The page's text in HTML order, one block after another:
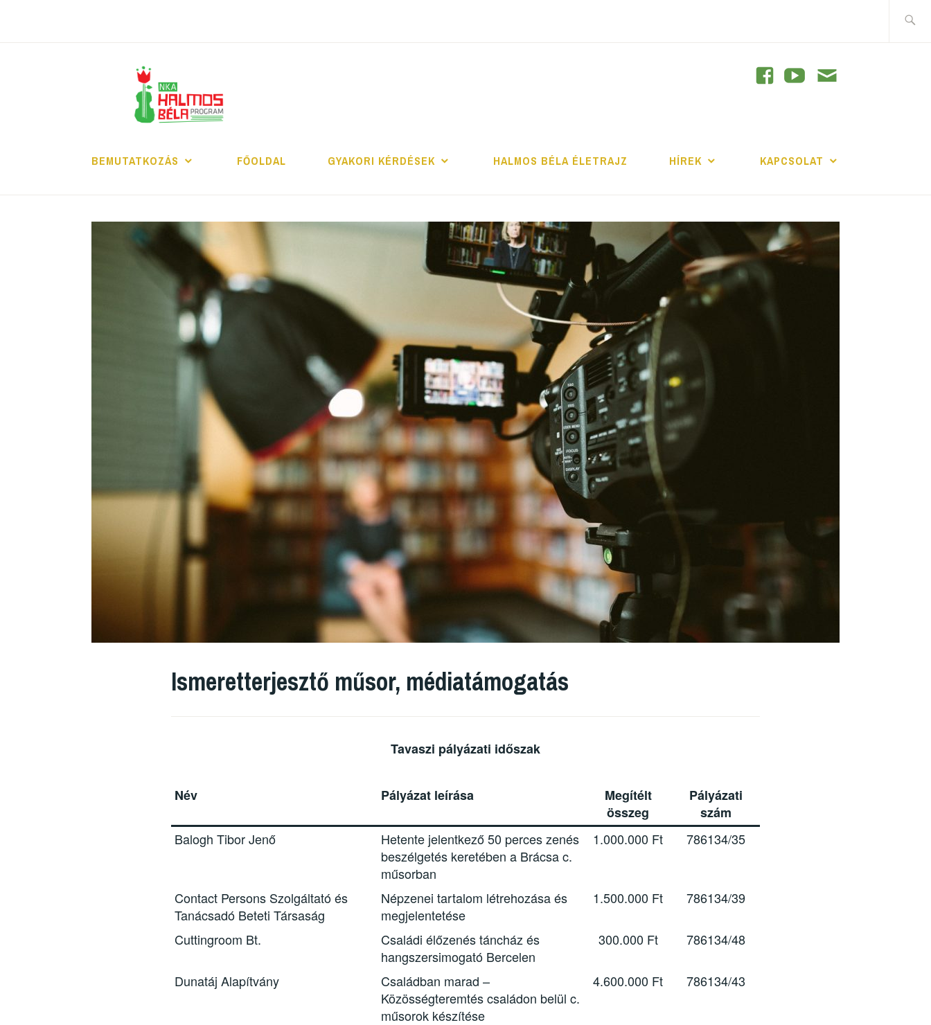
BEMUTATKOZÁS FŐOLDAL GYAKORI KÉRDÉSEK HALMOS BÉLA ÉLETRAJZ HÍREK KAPCSOLAT
Ismeretterjesztő műsor, médiatámogatás
Tavaszi pályázati időszak
Név Pályázat leírása
Megítélt
összeg
Pályázati
szám
Balogh Tibor Jenő
Hetente jelentkező 50 perces zenés
beszélgetés keretében a Brácsa c.
műsorban
1.000.000 Ft 786134/35
Contact Persons Szolgáltató és
Tanácsadó Beteti Társaság
Népzenei tartalom létrehozása és
megjelentetése
1.500.000 Ft 786134/39
Cuttingroom Bt.
Családi élőzenés táncház és
hangszersimogató Bercelen
300.000 Ft 786134/48
Dunatáj Alapítvány
Családban marad –
Közösségteremtés családon belül c.
műsorok készítése
4.600.000 Ft 786134/43